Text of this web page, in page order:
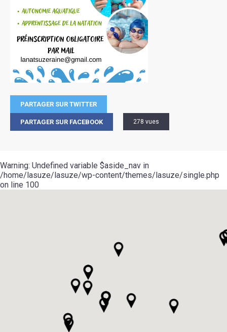
PARTAGER SUR TWITTER
PARTAGER SUR FACEBOOK 278 vues
Warning: Undefined variable $aside_nav in
/home/lasuze/lasuze/wp-content/themes/lasuze/single.php
on line 100